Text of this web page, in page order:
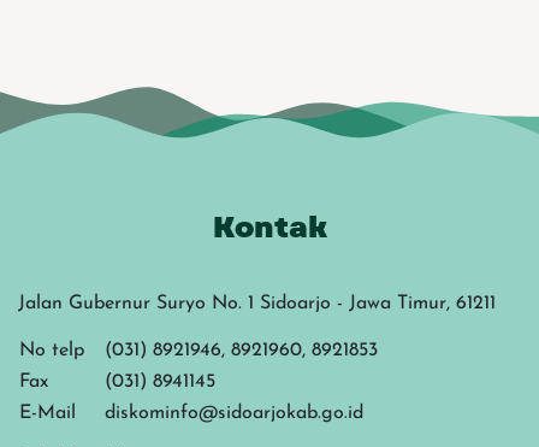
Kontak
Jalan Gubernur Suryo No. 1 Sidoarjo - Jawa Timur, 61211
No telp
(031) 8921946, 8921960, 8921853
Fax
(031) 8941145
E-Mail
diskominfo@sidoarjokab.go.id